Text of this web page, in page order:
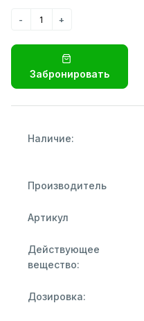
Забронировать
Наличие:
Производитель
Артикул
Действующее
вещество:
Дозировка: